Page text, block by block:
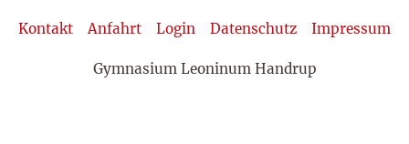
Kontakt Anfahrt Login Datenschutz Impressum
Gymnasium Leoninum Handrup